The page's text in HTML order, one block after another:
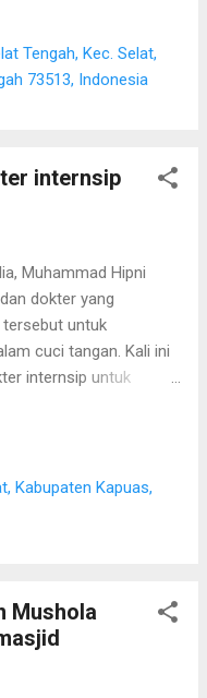
Informasi ini dapat
melalui situs resmi
Sosroatmodjo Kuala
Tengah, Kec. Selat,
73513, Indonesia
internsip
Muhammad Hipni
dokter yang
untuk
cuci tangan. Kali ini
internsip untuk
Kabupaten Kapuas,
Mushola